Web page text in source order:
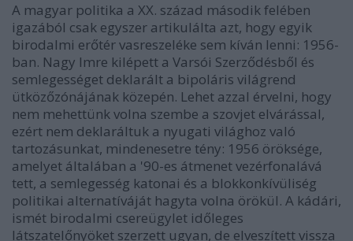
A magyar politika a XX. század második felében
igazából csak egyszer artikulálta azt, hogy egyik
birodalmi erőtér vasreszeléke sem kíván lenni: 1956-
ban. Nagy Imre kilépett a Varsói Szerződésből és
semlegességet deklarált a bipoláris világrend
ütközőzónájának közepén. Lehet azzal érvelni, hogy
nem mehettünk volna szembe a szovjet elvárással,
ezért nem deklaráltuk a nyugati világhoz való
tartozásunkat, mindenesetre tény: 1956 öröksége,
amelyet általában a '90-es átmenet vezérfonalává
tett, a semlegesség katonai és a blokkonkívüliség
politikai alternatíváját hagyta volna örökül. A kádári,
ismét birodalmi csereügylet időleges
látszatelőnyöket szerzett ugyan, de elveszített vissza